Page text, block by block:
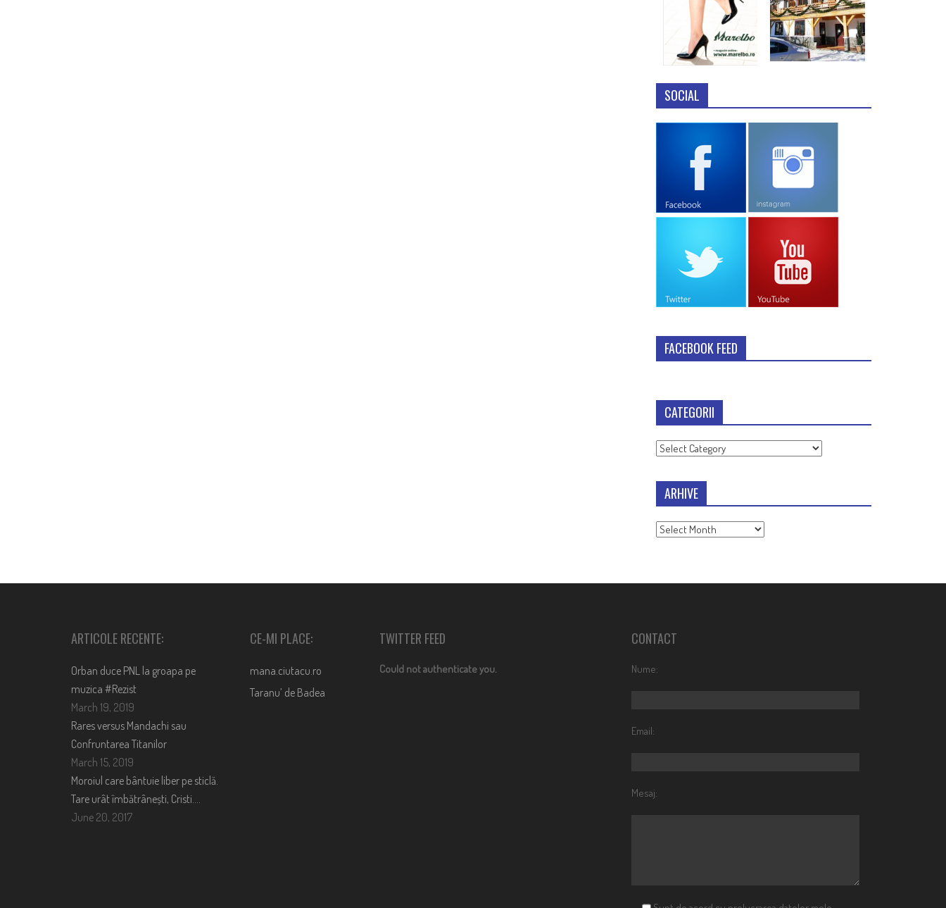
SOCIAL
FACEBOOK FEED
CATEGORII
Categorii
ARHIVE
Arhive
ARTICOLE RECENTE:
Orban duce PNL la groapa pe
muzica #Rezist
March 19, 2019
Rares versus Mandachi sau
Confruntarea Titanilor
March 15, 2019
Moroiul care bântuie liber pe sticlă.
Tare urât îmbătrânești, Cristi….
June 20, 2017
CE-MI PLACE:
mana.ciutacu.ro
Taranu’ de Badea
TWITTER FEED
Could not authenticate you.
CONTACT
Nume:
Email:
Mesaj: